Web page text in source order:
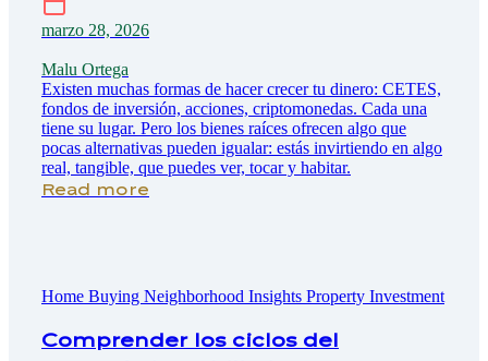
marzo 28, 2026
Malu Ortega
Existen muchas formas de hacer crecer tu dinero: CETES,
fondos de inversión, acciones, criptomonedas. Cada una
tiene su lugar. Pero los bienes raíces ofrecen algo que
pocas alternativas pueden igualar: estás invirtiendo en algo
real, tangible, que puedes ver, tocar y habitar.
Read more
Home Buying Neighborhood Insights Property Investment
Comprender los ciclos del